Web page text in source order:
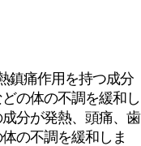
鎮痛作用を持つ成分
の体の不調を緩和し
分が発熱、頭痛、歯
の不調を緩和しま